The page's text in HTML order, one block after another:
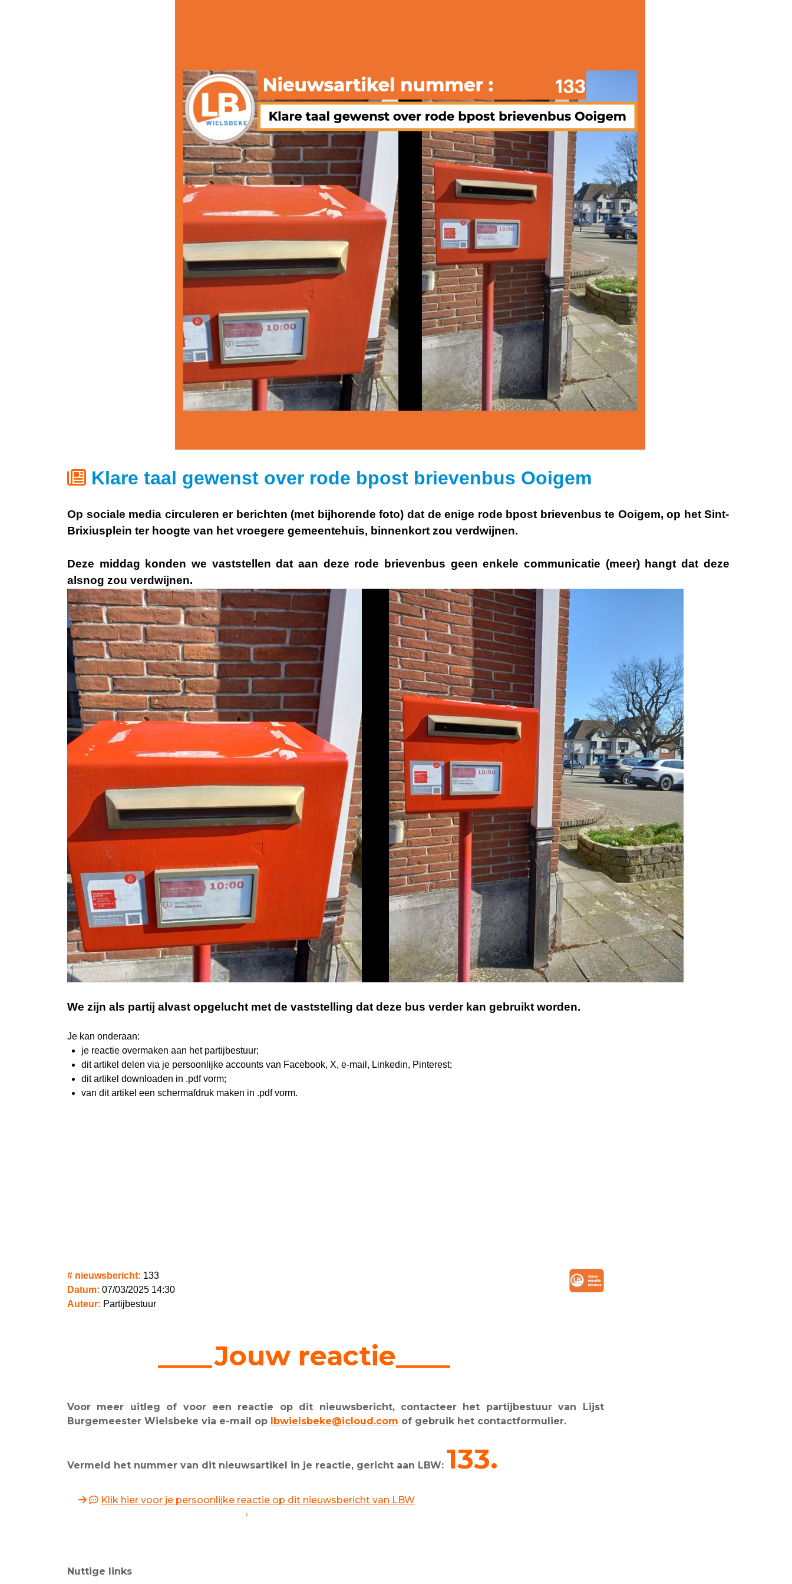
Klare taal gewenst over rode bpost brievenbus Ooigem
Op sociale media circuleren er berichten (met bijhorende foto) dat de enige rode bpost brievenbus te Ooigem, op het Sint-
Brixiusplein ter hoogte van het vroegere gemeentehuis, binnenkort zou verdwijnen.
Deze middag konden we vaststellen dat aan deze rode brievenbus geen enkele communicatie (meer) hangt dat deze
alsnog zou verdwijnen.
We zijn als partij alvast opgelucht met de vaststelling dat deze bus verder kan gebruikt worden.
Je kan onderaan:
je reactie overmaken aan het partijbestuur;
dit artikel delen via je persoonlijke accounts van Facebook, X, e-mail, Linkedin, Pinterest;
dit artikel downloaden in .pdf vorm;
van dit artikel een schermafdruk maken in .pdf vorm.
# nieuwsbericht: 133
Datum: 07/03/2025 14:30
Auteur: Partijbestuur
____Jouw reactie____
Voor meer uitleg of voor een reactie op dit nieuwsbericht, contacteer het partijbestuur van Lijst
Burgemeester Wielsbeke via e-mail op
lbwielsbeke@icloud.com of gebruik het contactformulier.
Vermeld het nummer van dit nieuwsartikel in je reactie, gericht aan LBW: 133.
Klik hier voor je persoonlijke reactie op dit nieuwsbericht van LBW
.
Nuttige links